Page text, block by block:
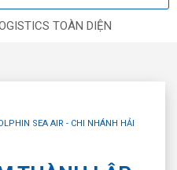
SEA AIR - CHI NHÁNH HẢI